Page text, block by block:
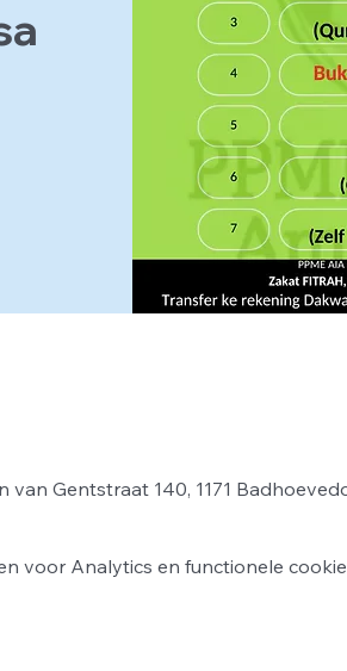
van Gentstraat 140, 1171
voor Analytics en functionele